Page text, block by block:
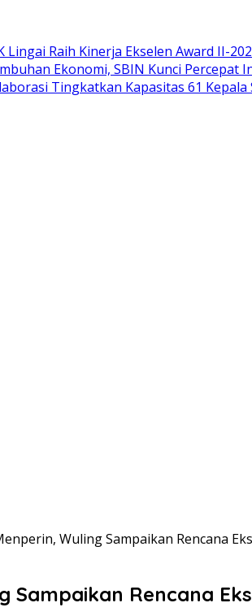
Raih Kinerja Ekselen Award II-
Ekonomi, SBIN Kunci Percepat
Tingkatkan Kapasitas 61 Kepala
Wuling Sampaikan Rencana
Sampaikan Rencana